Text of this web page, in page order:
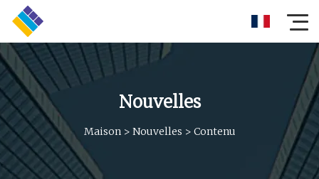
Nouvelles
Maison > Nouvelles > Contenu